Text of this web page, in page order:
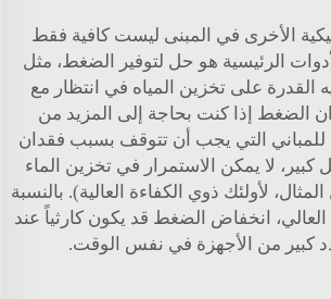
الأخرى في المبنى ليست كافية فقط
الرئيسية هو حل لتوفير الضغط، مثل
القدرة على تخزين المياه في انتظار مع
الضغط إذا كنت بحاجة إلى المزيد من
للمباني التي يجب أن تتوقف بسبب فقدان
لا يمكن الاستمرار في تخزين الماء
لأولئك ذوي الكفاءة العالية). بالنسبة
انخفاض الضغط قد يكون كارثياً عند
كبير من الأجهزة في نفس الوقت.